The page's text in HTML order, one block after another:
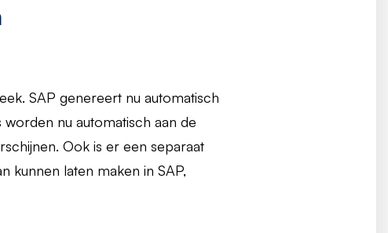
SAP genereert nu automatisch
nu automatisch aan de
Ook is er een separaat
kunnen laten maken in SAP,